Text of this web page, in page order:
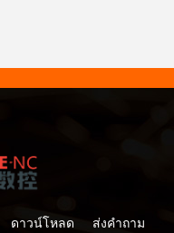
ดาวน์โหลด ส่งคำถาม